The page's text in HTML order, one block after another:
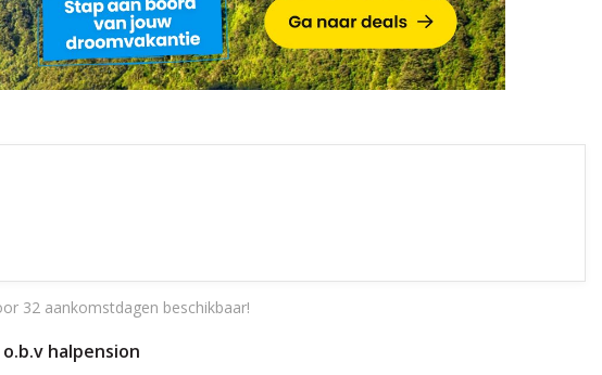
gastenkaart voor leuke extra's en meer!
32 aankomstdagen beschikbaar!
halpension